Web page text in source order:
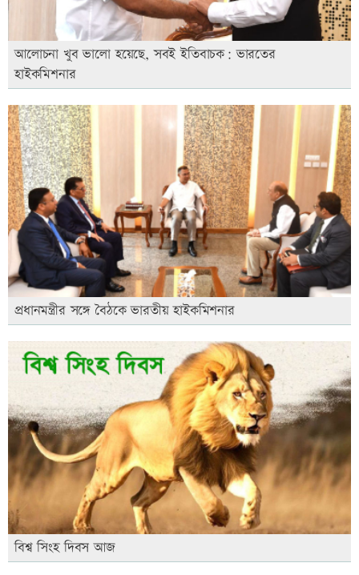
আলোচনা খুব ভালো হয়েছে, সবই ইতিবাচক: ভারতের
হাইকমিশনার
প্রধানমন্ত্রীর সঙ্গে বৈঠকে ভারতীয় হাইকমিশনার
বিশ্ব সিংহ দিবস আজ